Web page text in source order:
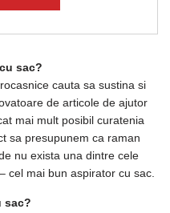
sac?
cauta sa sustina si
de articole de ajutor
mai mult posibil curatenia
sa presupunem ca raman
nu exista una dintre cele
cel mai bun aspirator cu sac.
sac?